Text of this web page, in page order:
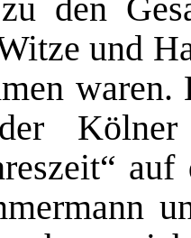
den
und